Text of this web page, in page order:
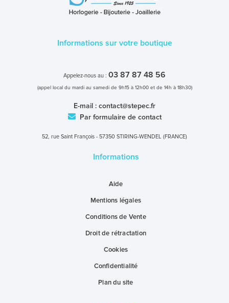
Informations sur votre boutique
Appelez-nous au : 03 87 87 48 56
(appel local du mardi au samedi de 9h15 à 12h00 et de 14h à 18h30)
E-mail : contact@stepec.fr
Par formulaire de contact
52, rue Saint François - 57350 STIRING-WENDEL (FRANCE)
Informations
Aide
Mentions légales
Conditions de Vente
Droit de rétractation
Cookies
Confidentialité
Plan du site